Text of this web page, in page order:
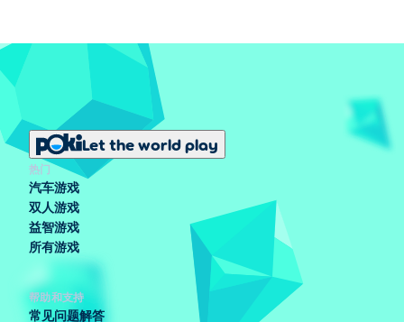
Let the world play
热门
汽车游戏
双人游戏
益智游戏
所有游戏
帮助和支持
常见问题解答